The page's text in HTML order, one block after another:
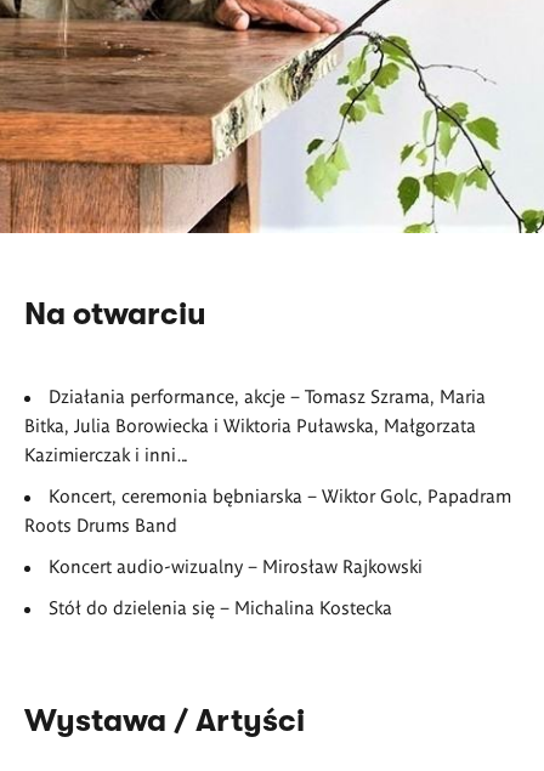
Na otwarciu
Działania performance, akcje – Tomasz Szrama, Maria
Bitka, Julia Borowiecka i Wiktoria Puławska, Małgorzata
Kazimierczak i inni…
Koncert, ceremonia bębniarska – Wiktor Golc, Papadram
Roots Drums Band
Koncert audio-wizualny – Mirosław Rajkowski
Stół do dzielenia się – Michalina Kostecka
Wystawa / Artyści